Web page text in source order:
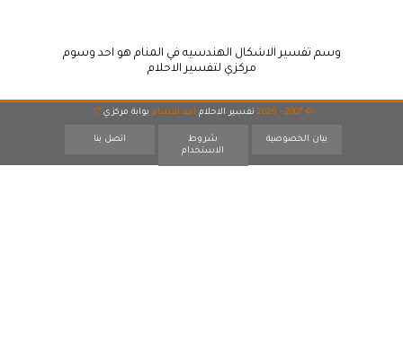
وسم تفسير الاشكال الهندسيه في المنام هو احد وسوم
مركزي لتفسير الاحلام
© 2007 - 2026 تفسير الاحلام احد اقسام بوابة مركزي 17
بيان الخصوصية
شروط
الاستخدام
اتصل بنا